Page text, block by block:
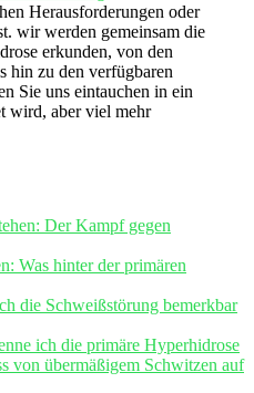
Herausforderungen ​oder
wir werden gemeinsam die
erkunden, von ‍den
hin zu den verfügbaren
Sie uns eintauchen in ein
wird, aber viel mehr
Der Kampf gegen
Was hinter der‍ primären
die Schweißstörung bemerkbar
ich die primäre Hyperhidrose
von übermäßigem Schwitzen auf⁤